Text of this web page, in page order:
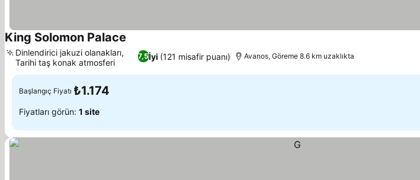
King Solomon Palace
7,5İyi (121 misafir puanı)
Dinlendirici jakuzi olanakları,
Tarihi taş konak atmosferi
Avanos, Göreme 8.6 km uzaklıkta
Başlangıç Fiyatı ₺1.174
Fiyatları görün: 1 site